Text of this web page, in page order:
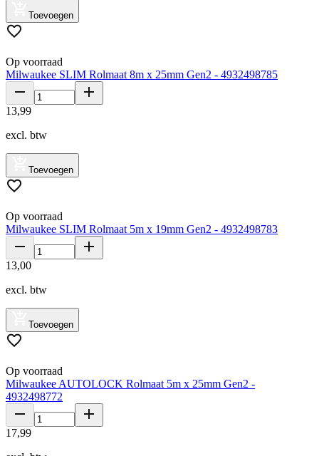
Toevoegen
Op voorraad
Milwaukee SLIM Rolmaat 8m x 25mm Gen2 - 4932498785
13,99
excl. btw
Toevoegen
Op voorraad
Milwaukee SLIM Rolmaat 5m x 19mm Gen2 - 4932498783
13,00
excl. btw
Toevoegen
Op voorraad
Milwaukee AUTOLOCK Rolmaat 5m x 25mm Gen2 -
4932498772
17,99